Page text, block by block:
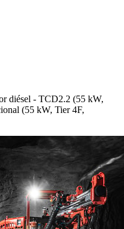
diésel - TCD2.2 (55 kW,
(55 kW, Tier 4F,